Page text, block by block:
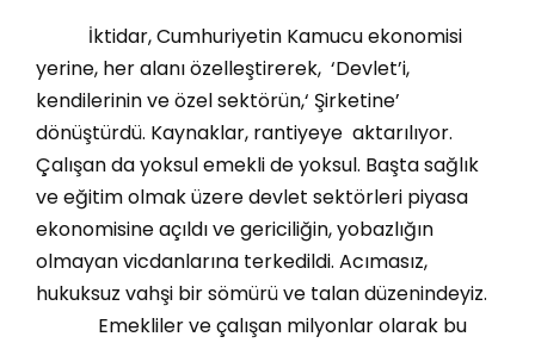
İktidar, Cumhuriyetin Kamucu ekonomisi
yerine, her alanı özelleştirerek, ‘Devlet’i,
kendilerinin ve özel sektörün,‘ Şirketine’
dönüştürdü. Kaynaklar, rantiyeye aktarılıyor.
Çalışan da yoksul emekli de yoksul. Başta sağlık
ve eğitim olmak üzere devlet sektörleri piyasa
ekonomisine açıldı ve gericiliğin, yobazlığın
olmayan vicdanlarına terkedildi. Acımasız,
hukuksuz vahşi bir sömürü ve talan düzenindeyiz.
Emekliler ve çalışan milyonlar olarak bu